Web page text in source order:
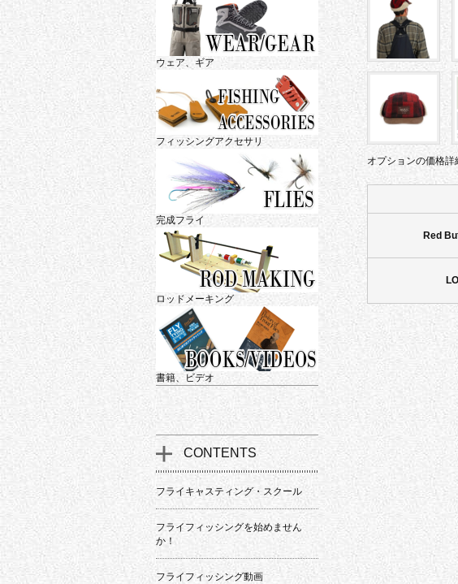
オプションの価格詳
Red
ウェア、ギア
フィッシングアクセサリ
完成フライ
ロッドメーキング
書籍、ビデオ
CONTENTS
フライキャスティング・スクール
フライフィッシングを始めません
か！
フライフィッシング動画